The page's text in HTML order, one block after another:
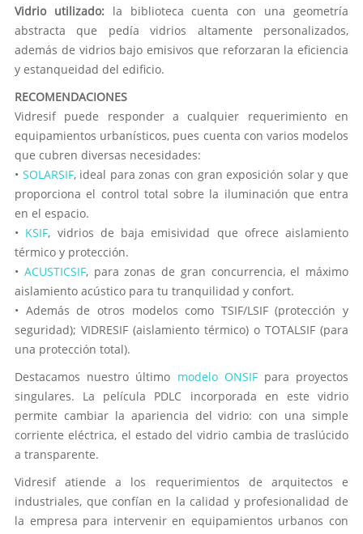
Vidrio utilizado:la biblioteca cuenta con una geometría
abstracta que pedía vidrios altamente personalizados,
además de vidrios bajo emisivos que reforzaran la eficiencia
y estanqueidad del edificio.
RECOMENDACIONES
Vidresif puede responder a cualquier requerimiento en
equipamientos urbanísticos, pues cuenta con varios modelos
que cubren diversas necesidades:
• SOLARSIF, ideal para zonas con gran exposición solar y que
proporciona el control total sobre la iluminación que entra
en el espacio.
• KSIF, vidrios de baja emisividad que ofrece aislamiento
térmico y protección.
• ACUSTICSIF, para zonas de gran concurrencia, el máximo
aislamiento acústico para tu tranquilidad y confort.
• Además de otros modelos como TSIF/LSIF (protección y
seguridad); VIDRESIF (aislamiento térmico) o TOTALSIF (para
una protección total).
Destacamos nuestro último modelo ONSIFpara proyectos
singulares. La película PDLC incorporada en este vidrio
permite cambiar la apariencia del vidrio: con una simple
corriente eléctrica, el estado del vidrio cambia de traslúcido
a transparente.
Vidresif atiende a los requerimientos de arquitectos e
industriales, que confían en la calidad y profesionalidad de
la empresa para intervenir en equipamientos urbanos con